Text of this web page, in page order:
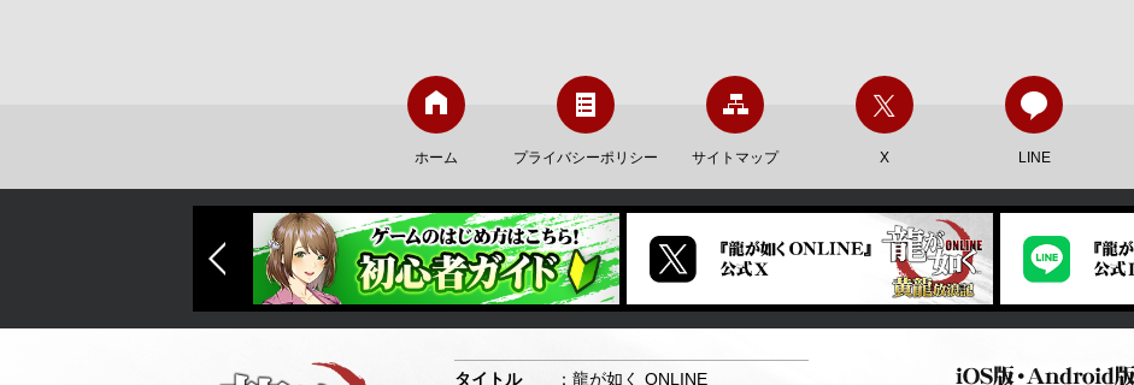
ホーム プライバシーポリシー サイトマップ X LINE
タイトル ：龍が如く ONLINE